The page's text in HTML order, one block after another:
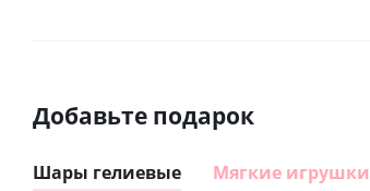
Добавьте подарок
Шары гелиевые Мягкие игрушки